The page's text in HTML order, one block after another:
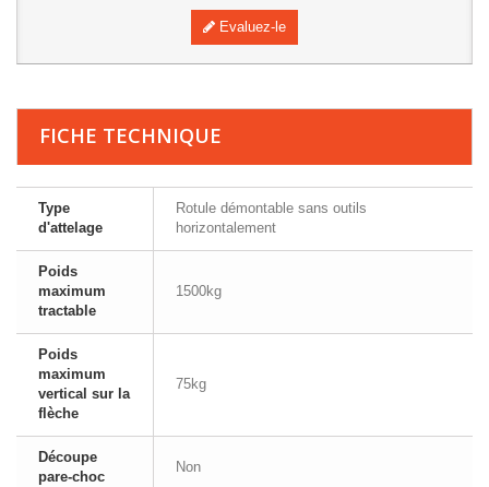
Evaluez-le
FICHE TECHNIQUE
Type
d'attelage
Rotule démontable sans outils
horizontalement
Poids
maximum
tractable
1500kg
Poids
maximum
vertical sur la
flèche
75kg
Découpe
pare-choc
Non